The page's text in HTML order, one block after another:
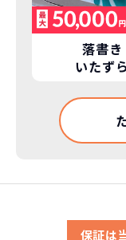
落書き
いたずら
保証は